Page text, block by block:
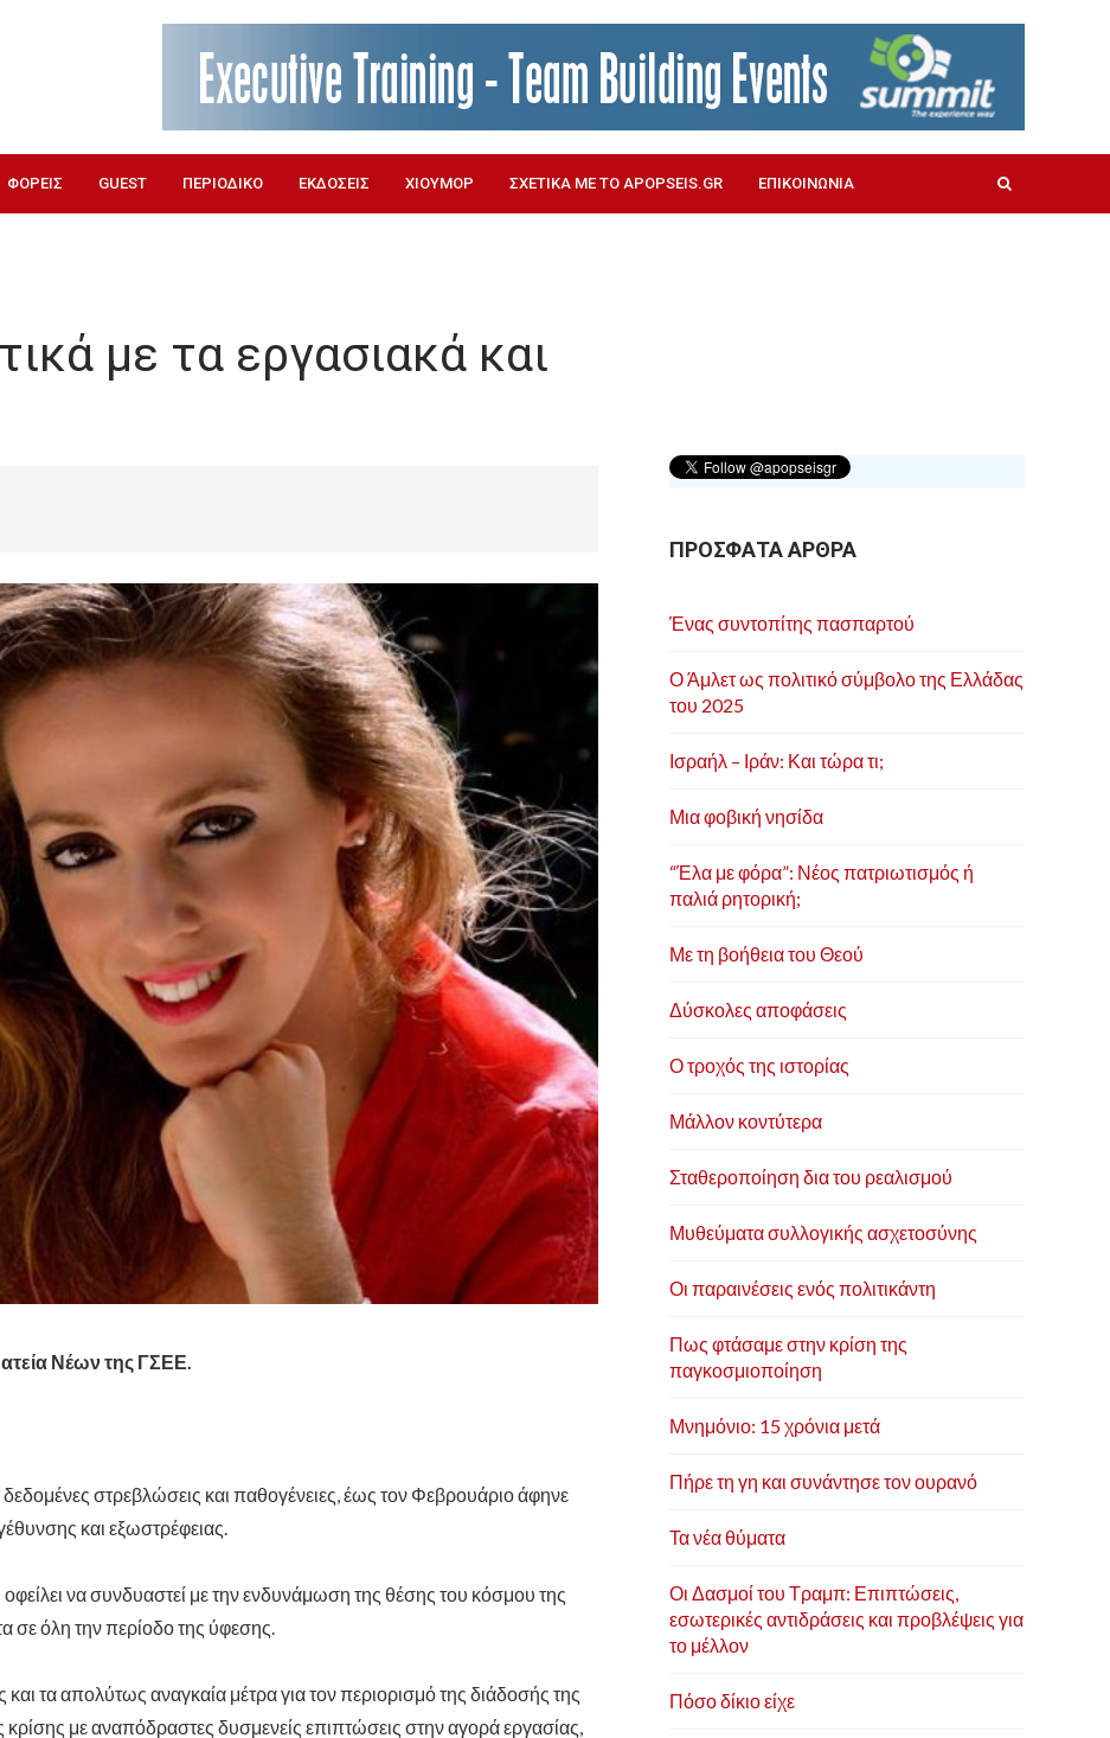
ΦΟΡΕΙΣ GUEST ΠΕΡΙΟΔΙΚΟ ΕΚΔΟΣΕΙΣ ΧΙΟΥΜΟΡ ΣΧΕΤΙΚΑ ΜΕ ΤΟ APOPSEIS.GR ΕΠΙΚΟΙΝΩΝΙΑ
με τα εργασιακά και
Νέων της ΓΣΕΕ.
δεδομένες στρεβλώσεις και παθογένειες, έως τον Φεβρουάριο άφηνε
και εξωστρέφειας.
να συνδυαστεί με την ενδυνάμωση της θέσης του κόσμου της
σε όλη την περίοδο της ύφεσης.
τα απολύτως αναγκαία μέτρα για τον περιορισμό της διάδοσής της
με αναπόδραστες δυσμενείς επιπτώσεις στην αγορά εργασίας,
ΠΡΟΣΦΑΤΑ ΑΡΘΡΑ
Ένας συντοπίτης πασπαρτού
Ο Άμλετ ως πολιτικό σύμβολο της Ελλάδας
του 2025
Ισραήλ – Ιράν: Και τώρα τι;
Μια φοβική νησίδα
“Έλα με φόρα”: Νέος πατριωτισμός ή
παλιά ρητορική;
Με τη βοήθεια του Θεού
Δύσκολες αποφάσεις
Ο τροχός της ιστορίας
Μάλλον κοντύτερα
Σταθεροποίηση δια του ρεαλισμού
Μυθεύματα συλλογικής ασχετοσύνης
Οι παραινέσεις ενός πολιτικάντη
Πως φτάσαμε στην κρίση της
παγκοσμιοποίηση
Μνημόνιο: 15 χρόνια μετά
Πήρε τη γη και συνάντησε τον ουρανό
Τα νέα θύματα
Οι Δασμοί του Τραμπ: Επιπτώσεις,
εσωτερικές αντιδράσεις και προβλέψεις για
το μέλλον
Πόσο δίκιο είχε